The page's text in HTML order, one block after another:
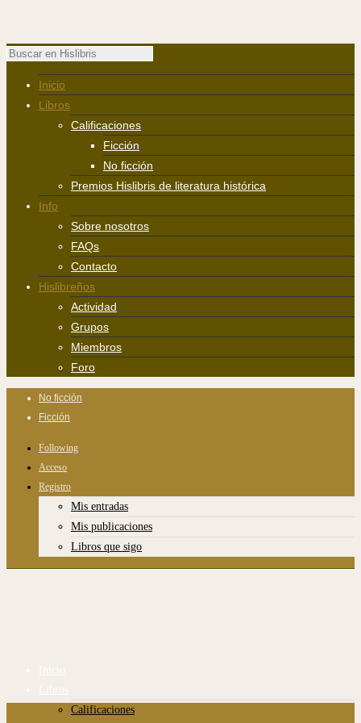
Inicio
Libros
Calificaciones
Ficción
No ficción
Premios Hislibris de literatura histórica
Info
Sobre nosotros
FAQs
Contacto
Hislibreños
Actividad
Grupos
Miembros
Foro
No ficción
Ficción
Following
Acceso
Registro
Mis entradas
Mis publicaciones
Libros que sigo
Inicio
Libros
Calificaciones